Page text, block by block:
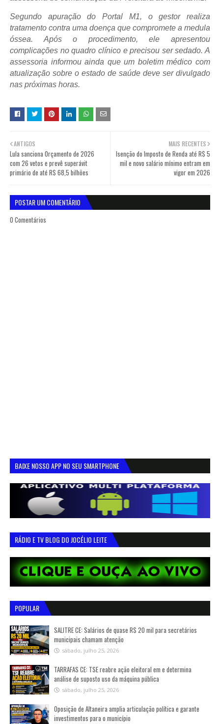
Segundo apuração do Portal M1, o gestor realiza
tratamento contra uma doença que compromete a medula
óssea. Após o procedimento, ele apresentou
complicações no quadro clínico e precisou ser sedado. A
assessoria informou ainda que um boletim médico com
atualização sobre o estado de saúde deve ser divulgado
nas próximas horas.
MAIS RECENTES
Isenção do Imposto de Renda até R$ 5
mil e novo salário mínimo entram em
vigor em 2026
ANTIGOS
Lula sanciona Orçamento de 2026
com 26 vetos e prevê superávit
primário de até R$ 68,5 bilhões
POSTAR UM COMENTÁRIO
0 Comentários
BAIXE NOSSO APP NO SEU SMARTPHONE
RÁDIO E TV BLOG DO JOCÉLIO LEITE
POPULAR
SALITRE CE: Salários de quase R$ 20 mil para secretários
municipais chamam atenção
sábado, julho 25, 2026
TARRAFAS CE: TSE reabre ação eleitoral em e determina
análise de suposto uso da máquina pública
sábado, julho 25, 2026
Oposição de Altaneira amplia articulação política e garante
investimentos para o município